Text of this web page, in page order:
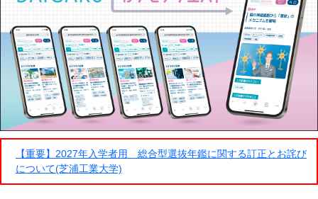
【重要】2027年入学者用 総合型選抜年鑑に関する訂正とお詫び
について(芝浦工業大学)